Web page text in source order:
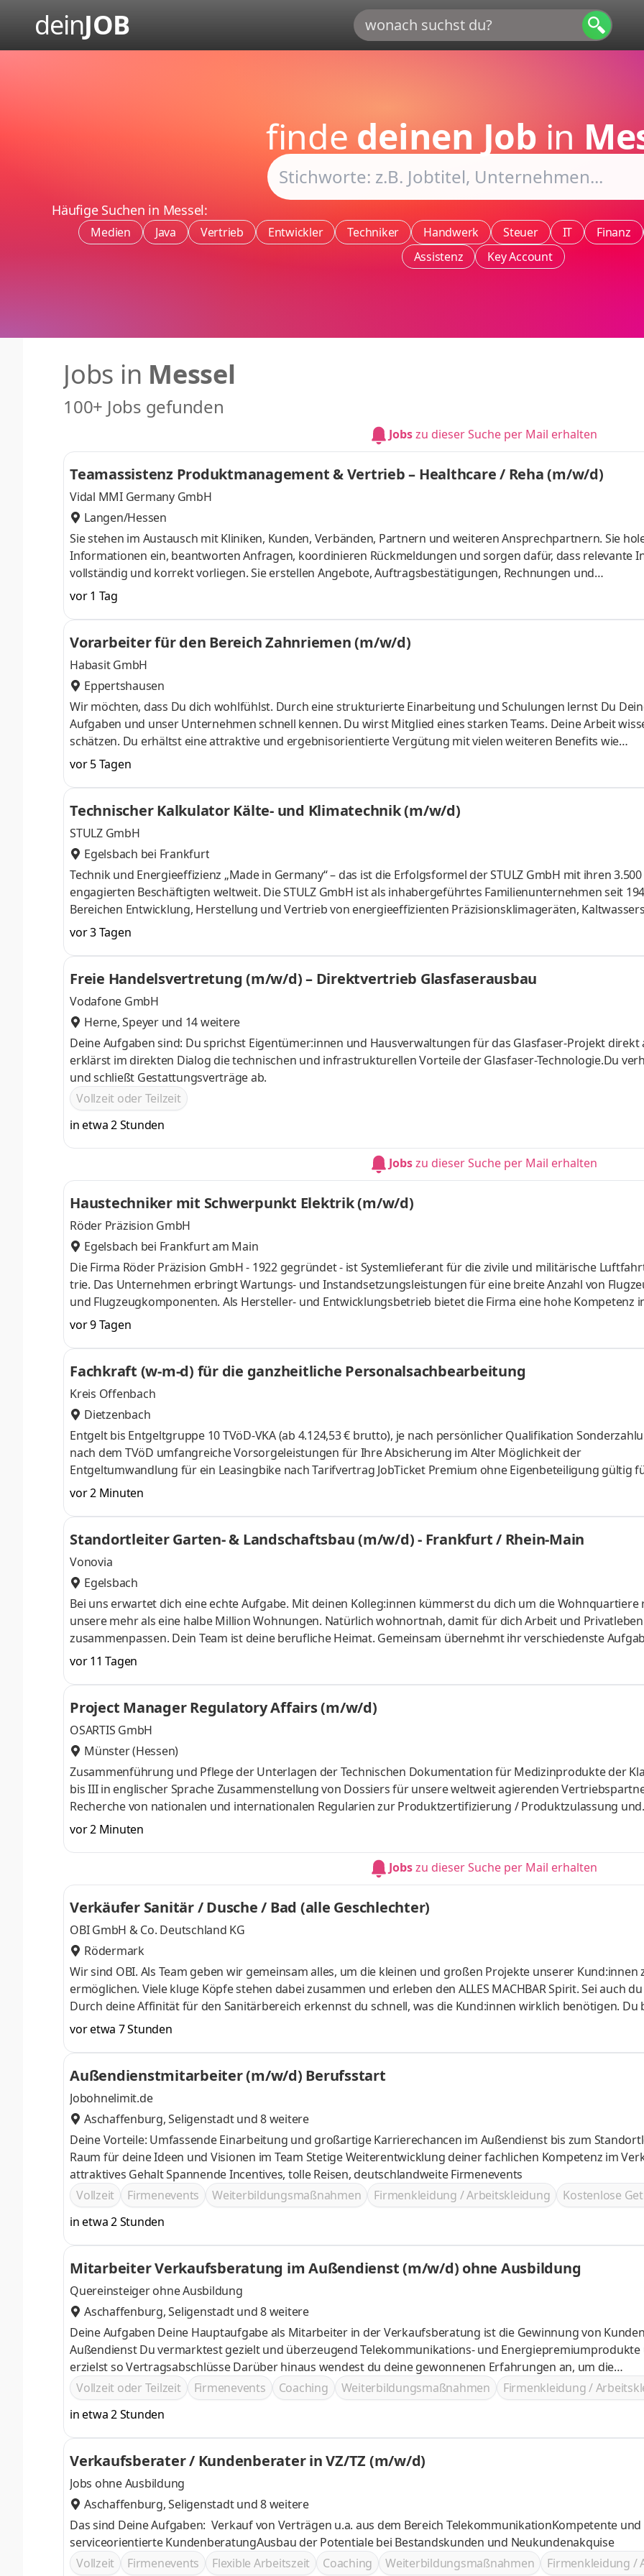
deinJOB
finde deinen Job in
Häufige Suchen in Messel:
Medien Java Vertrieb Entwickler Techniker Handwerk Steuer IT Finanz
Assistenz
Key Account
Jobs in Messel
100+ Jobs gefunden
Jobszu dieser Suche per Mail erhalten
Teamassistenz Produktmanagement & Vertrieb – Healthcare / Reha (m/w/d)
Vidal MMI Germany GmbH
Langen/Hessen
Sie stehen im Austausch mit Kliniken, Kunden, Verbänden, Partnern und weiteren Ansprechpartnern. Sie
Informationen ein, beantworten Anfragen, koordinieren Rückmeldungen und sorgen dafür, dass relevante
vollständig und korrekt vorliegen. Sie erstellen Angebote, Auftragsbestätigungen, Rechnungen und
Verkaufsunterlagen. Darüber hinaus unterstützen Sie bei der Pflege von Auftrags- sowie Umsatzübersichten
sorgen für eine strukturierte Dokumentation und Nachverfolgung. Sie pflegen und aktualisieren Inhalte,
Datenbanken und Systeme – unter anderem im Content-Management-System, in Business Central sowie
digitalen Plattformen. Dazu gehört auch die Beschaffung und Pflege
vor 1 Tag
Vorarbeiter für den Bereich Zahnriemen (m/w/d)
Habasit GmbH
Eppertshausen
Wir möchten, dass Du dich wohlfühlst. Durch eine strukturierte Einarbeitung und Schulungen lernst Du
Aufgaben und unser Unternehmen schnell kennen. Du wirst Mitglied eines starken Teams. Deine Arbeit wissen wir zu
schätzen. Du erhältst eine attraktive und ergebnisorientierte Vergütung mit vielen weiteren Benefits wie
vermögenswirksamen Leistungen, Zuschuss zur betrieblichen Altersvorsorge, zusätzliche betriebliche
Krankenversicherung, Essensgeldzuschuss in unserer Kantine, kostenfreier Parkplatz, Bikeleasing, kostenlose
Getränke ….
vor 5 Tagen
Technischer Kalkulator Kälte- und Klimatechnik (m/w/d)
STULZ GmbH
Egelsbach bei Frankfurt
Technik und Energieeffizienz „Made in Germany“ – das ist die Erfolgs­formel der STULZ GmbH mit ihren 3.500
engagierten Beschäf­tigten weltweit. Die STULZ GmbH ist als inhaber­ge­führtes Familien­unter­nehmen seit
Bereichen Ent­wick­lung, Hers­tellung und Vert­rieb von energie­effi­zienten Präzi­sions­klima­geräten,
und Air-Handlern der weltweit führende Lösungs­an­bieter – speziell für betriebs­sichere Anwendungen wie
weise Rechen­zentren. An unseren welt­weiten Stand­orten bieten wir unseren Mit­arbeitern (m/w/d) die
sich inter­national zu engagieren und weiter­zu­entwickeln. Wir suchen zum nächstmöglichen Zeitpunkt für
Niederla
vor 3 Tagen
Freie Handelsvertretung (m/w/d) – Direktvertrieb Glasfaserausbau
Vodafone GmbH
Herne,Speyerund 14 weitere
Deine Aufgaben sind: Du sprichst Eigentümer:innen und Hausverwaltungen für das Glasfaser-Projekt direkt
erklärst im direkten Dialog die technischen und infrastrukturellen Vorteile der Glasfaser-Technologie.Du
und schließt Gestattungsverträge ab.
Vollzeit oder Teilzeit
in etwa 2 Stunden
Jobszu dieser Suche per Mail erhalten
Haustechniker mit Schwerpunkt Elektrik (m/w/d)
Röder Präzision GmbH
Egelsbach bei Frankfurt am Main
Die Firma Röder Präzision GmbH - 1922 gegründet - ist Sys­tem­lie­fe­rant für die zi­vi­le und mi­li­tä­ri­sche
trie. Das Un­ter­neh­men er­bringt War­tungs- und In­stand­set­zungs­leis­tun­gen für eine brei­te An­zahl von
und Flug­zeug­kom­po­nen­ten. Als Her­stel­ler- und Ent­wick­lungs­be­trieb bie­tet die Fir­ma eine ho­he Kom­pe­tenz
reich Fa­ser­ver­bund­kom­po­nen­ten und Vereisungsschutzanlagen so­wie ein gro­ßes Ver­fah­rens­spek­trum im
der Ober­flä­chen­be­hand­lung von Flug­zeug­kom­po­nen­ten aus Edel­stahl-, Alu­mi­ni­um- und Ti­tan­le­gie­run­gen.
Präzision GmbH sucht für den Standort Egelsbach bei Frankfurt am Main zum n
vor 9 Tagen
Fachkraft (w-m-d) für die ganzheitliche Personalsachbearbeitung
Kreis Offenbach
Dietzenbach
Entgelt bis Entgeltgruppe 10 TVöD-VKA (ab 4.124,53 € brutto), je nach persönlicher Qualifikation Sonderzahlungen
nach dem TVöD umfangreiche Vorsorgeleistungen für Ihre Absicherung im Alter Möglichkeit der
Entgeltumwandlung für ein Leasingbike nach Tarifvertrag JobTicket Premium ohne Eigenbeteiligung gültig für alle
Tarifgebiete des Rhein-Main-Verkehrsverbundes mit Mitfahrregelung abwechslungsreiche und anspruchsvolle
im Rahmen der dienstlichen Belange
vor 2 Minuten
Standortleiter Garten- & Landschaftsbau (m/w/d) - Frankfurt / Rhein-Main
Vonovia
Egelsbach
Bei uns erwartet dich eine echte Aufgabe. Mit deinen Kolleg:innen kümmerst du dich um die Wohnquartiere
unsere mehr als eine halbe Million Wohnungen. Natürlich wohnortnah, damit für dich Arbeit und Privatleben
zusammenpassen. Dein Team ist deine berufliche Heimat. Gemeinsam übernehmt ihr verschiedenste
stellt euch professionell und engagiert den täglichen Herausforderungen. Ihr kennt euch und könnt euch
aufeinander verlassen. Freu dich auf einen sicheren Arbeitsplatz in einem guten Betriebsklima. Komm ins
Vonovia. V.ROCK IT. Aufgaben Du übernimmst die Ergebnis- und Leistungsverantwortung für unsere
im Gala-Bau und arbeitest dabei eng mit dem Regionalle
vor 11 Tagen
Project Manager Regulatory Affairs (m/w/d)
OSARTIS GmbH
Münster (Hessen)
Zusammenführung und Pflege der Unterlagen der Technischen Dokumentation für Medizinprodukte der
bis III in englischer Sprache Zusammenstellung von Dossiers für unsere weltweit agierenden
Recherche von nationalen und internationalen Regularien zur Produktzertifizierung / Produktzulassung und
Aufrechterhaltung der Zertifizierung / aZulassung innerhalb und außerhalb der CE-Region Zusammenarbeit
vor 2 Minuten
Jobszu dieser Suche per Mail erhalten
Verkäufer Sanitär / Dusche / Bad (alle Geschlechter)
OBI GmbH & Co. Deutschland KG
Rödermark
Wir sind OBI. Als Team geben wir gemeinsam alles, um die kleinen und großen Projekte unserer Kund:innen
ermöglichen. Viele kluge Köpfe stehen dabei zusammen und erleben den ALLES MACHBAR Spirit. Sei auch
Durch deine Affinität für den Sanitärbereich erkennst du schnell, was die Kund:innen wirklich benötigen. Du
erste:r Ansprechpartner:in für alle Fragen rund um Dusche, WC oder Badewanne. Bei Bad-Projekten stehst
Quereinsteiger:innen sind jederzeit herzlich willkommen! Aufgaben Freundliche und aktive Ansprache
Kund:innen im Bereich Sanitär Beantwortung von Frag
vor etwa 7 Stunden
Außendienstmitarbeiter (m/w/d) Berufsstart
Jobohnelimit.de
Aschaffenburg,Seligenstadtund 8 weitere
Deine Vorteile: Umfassende Einarbeitung und großartige Karrierechancen im Außendienst bis zum
Raum für deine Ideen und Visionen im Team Stetige Weiterentwicklung deiner fachlichen Kompetenz im Verkauf und
attraktives Gehalt Spannende Incentives, tolle Reisen, deutschlandweite Firmenevents
Vollzeit
Firmenevents Weiterbildungsmaßnahmen Firmenkleidung / Arbeitskleidung Kostenlose
in etwa 2 Stunden
Mitarbeiter Verkaufsberatung im Außendienst (m/w/d) ohne Ausbildung
Quereinsteiger ohne Ausbildung
Aschaffenburg,Seligenstadtund 8 weitere
Deine Aufgaben Deine Hauptaufgabe als Mitarbeiter in der Verkaufsberatung ist die Gewinnung von
Außendienst Du vermarktest gezielt und überzeugend Telekommunikations- und Energiepremiumprodukte und
erzielst so Vertragsabschlüsse Darüber hinaus wendest du deine gewonnenen Erfahrungen an, um die
Vertriebsprozesse im Team immer weiterzuentwickeln
Vollzeit oder Teilzeit Firmenevents Coaching Weiterbildungsmaßnahmen Firmenkleidung /
in etwa 2 Stunden
Verkaufsberater / Kundenberater in VZ/TZ (m/w/d)
Jobs ohne Ausbildung
Aschaffenburg,Seligenstadtund 8 weitere
Das sind Deine Aufgaben: Verkauf von Verträgen u.a. aus dem Bereich TelekommunikationKompetente und
serviceorientierte KundenberatungAusbau der Potentiale bei Bestandskunden und Neukundenakquise
Vollzeit
Firmenevents Flexible Arbeitszeit Coaching Weiterbildungsmaßnahmen Firmenkleidung /